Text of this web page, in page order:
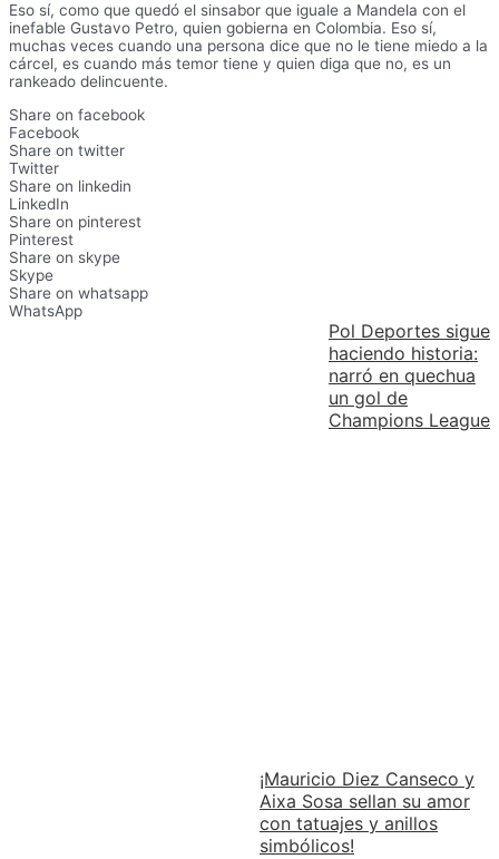
Eso sí, como que quedó el sinsabor que iguale a Mandela con el
inefable Gustavo Petro, quien gobierna en Colombia. Eso sí,
muchas veces cuando una persona dice que no le tiene miedo a la
cárcel, es cuando más temor tiene y quien diga que no, es un
rankeado delincuente.
Share on facebook
Facebook
Share on twitter
Twitter
Share on linkedin
LinkedIn
Share on pinterest
Pinterest
Share on skype
Skype
Share on whatsapp
WhatsApp
Pol Deportes sigue
haciendo historia:
narró en quechua
un gol de
Champions League
¡Mauricio Diez Canseco y
Aixa Sosa sellan su amor
con tatuajes y anillos
simbólicos!